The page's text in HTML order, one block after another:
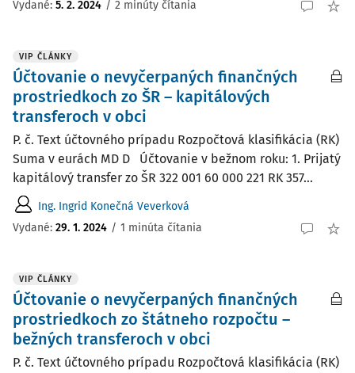
Vydané: 5. 2. 2024 / 2 minúty čítania
VIP ČLÁNKY
Účtovanie o nevyčerpaných finančných
prostriedkoch zo ŠR – kapitálových
transferoch v obci
P. č. Text účtovného prípadu Rozpočtová klasifikácia (RK)
Suma v eurách MD D Účtovanie v bežnom roku: 1. Prijatý
kapitálový transfer zo ŠR 322 001 60 000 221 RK 357...
Ing. Ingrid Konečná Veverková
Vydané: 29. 1. 2024 / 1 minúta čítania
VIP ČLÁNKY
Účtovanie o nevyčerpaných finančných
prostriedkoch zo štátneho rozpočtu –
bežných transferoch v obci
P. č. Text účtovného prípadu Rozpočtová klasifikácia (RK)